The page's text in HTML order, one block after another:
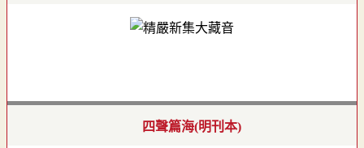
四聲篇海(明刊本)